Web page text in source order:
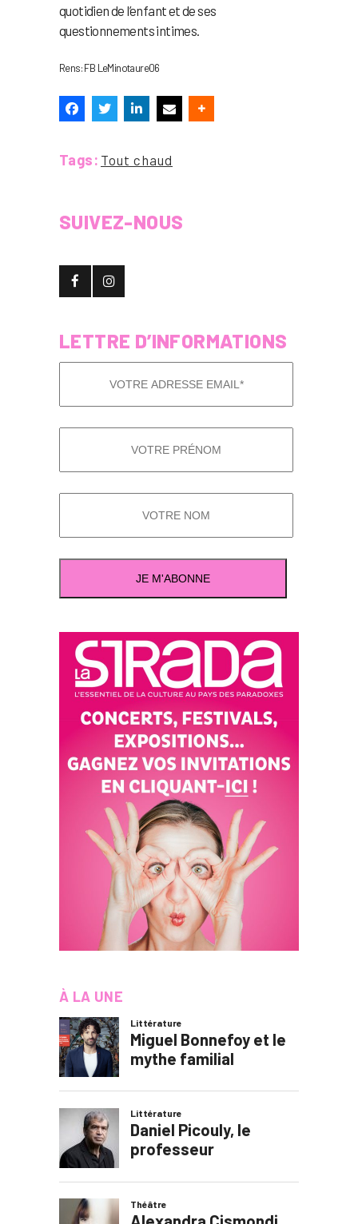
quotidien de l’enfant et de ses
questionnements intimes.
Rens: FB LeMinotaure06
Tags: Tout chaud
SUIVEZ-NOUS
LETTRE D’INFORMATIONS
À LA UNE